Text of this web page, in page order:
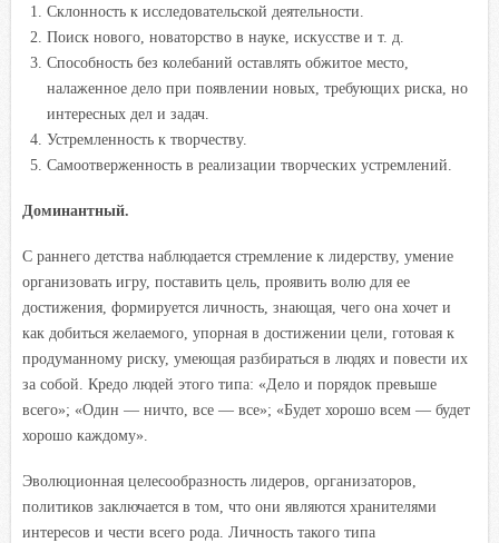
Склонность к исследовательской деятельности.
Поиск нового, новаторство в науке, искусстве и т. д.
Способность без колебаний оставлять обжитое место,
налаженное дело при появлении новых, требующих риска, но
интересных дел и задач.
Устремленность к творчеству.
Самоотверженность в реализации творческих устремлений.
Доминантный.
С раннего детства наблюдается стремление к лидерству, умение
организовать игру, поставить цель, проявить волю для ее
достижения, формируется личность, знающая, чего она хочет и
как добиться желаемого, упорная в достижении цели, готовая к
продуманному риску, умеющая разбираться в людях и повести их
за собой. Кредо людей этого типа: «Дело и порядок превыше
всего»; «Один — ничто, все — все»; «Будет хорошо всем — будет
хорошо каждому».
Эволюционная целесообразность лидеров, организаторов,
политиков заключается в том, что они являются хранителями
интересов и чести всего рода. Личность такого типа